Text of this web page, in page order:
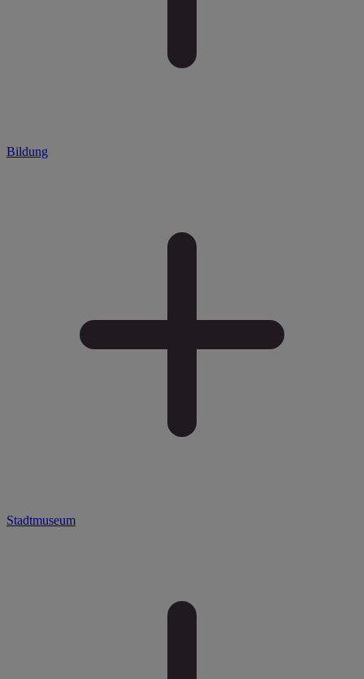
Bildung
Stadtmuseum